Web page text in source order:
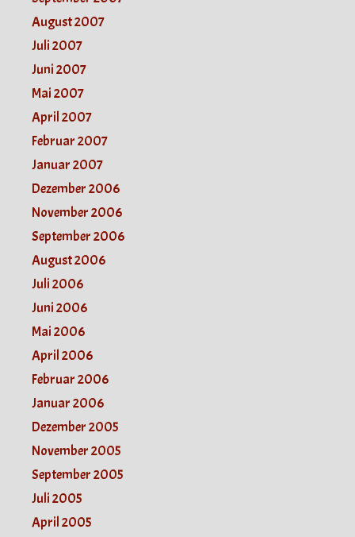
August 2007
Juli 2007
Juni 2007
Mai 2007
April 2007
Februar 2007
Januar 2007
Dezember 2006
November 2006
September 2006
August 2006
Juli 2006
Juni 2006
Mai 2006
April 2006
Februar 2006
Januar 2006
Dezember 2005
November 2005
September 2005
Juli 2005
April 2005